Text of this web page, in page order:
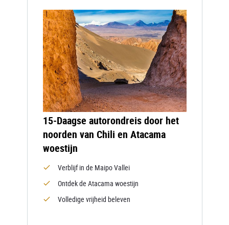
15-Daagse autorondreis door het
noorden van Chili en Atacama
woestijn
Verblijf in de Maipo Vallei
Ontdek de Atacama woestijn
Volledige vrijheid beleven